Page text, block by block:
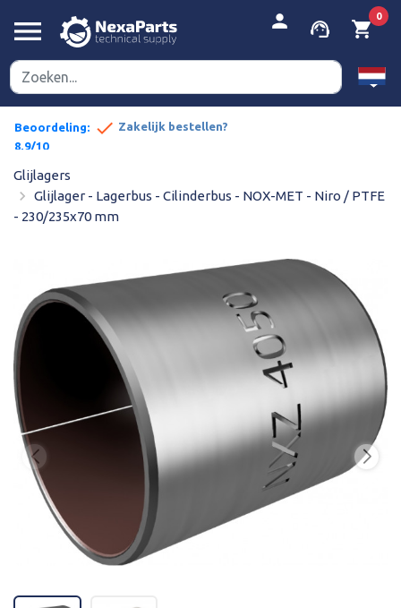
menu person support_agent shopping_cart
0
Beoordeling:
8,9/10
prijzen done Zakelijk bestellen?
Glijlagers
navigate_next Glijlager - Lagerbus - Cilinderbus - NOX-MET - Niro / PTFE
- 230/235x70 mm

